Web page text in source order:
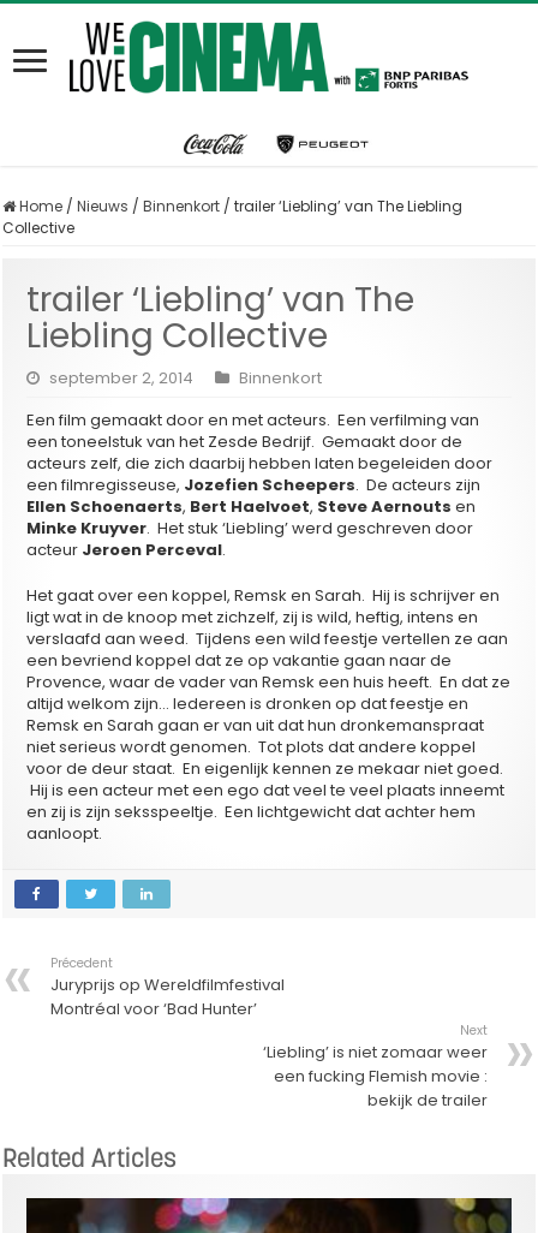
Home / Nieuws / Binnenkort / trailer ‘Liebling’ van The Liebling
Collective
trailer ‘Liebling’ van The
Liebling Collective
september 2, 2014
Binnenkort
Een film gemaakt door en met acteurs. Een verfilming van
een toneelstuk van het Zesde Bedrijf. Gemaakt door de
acteurs zelf, die zich daarbij hebben laten begeleiden door
een filmregisseuse, Jozefien Scheepers. De acteurs zijn
Ellen Schoenaerts, Bert Haelvoet, Steve Aernouts en
Minke Kruyver. Het stuk ‘Liebling’ werd geschreven door
acteur Jeroen Perceval.
Het gaat over een koppel, Remsk en Sarah. Hij is schrijver en
ligt wat in de knoop met zichzelf, zij is wild, heftig, intens en
verslaafd aan weed. Tijdens een wild feestje vertellen ze aan
een bevriend koppel dat ze op vakantie gaan naar de
Provence, waar de vader van Remsk een huis heeft. En dat ze
altijd welkom zijn… Iedereen is dronken op dat feestje en
Remsk en Sarah gaan er van uit dat hun dronkemanspraat
niet serieus wordt genomen. Tot plots dat andere koppel
voor de deur staat. En eigenlijk kennen ze mekaar niet goed.
Hij is een acteur met een ego dat veel te veel plaats inneemt
en zij is zijn seksspeeltje. Een lichtgewicht dat achter hem
aanloopt.
Précedent
Juryprijs op Wereldfilmfestival
Montréal voor ‘Bad Hunter’
Next
‘Liebling’ is niet zomaar weer
een fucking Flemish movie :
bekijk de trailer
Related Articles